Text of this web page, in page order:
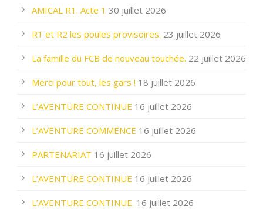
AMICAL R1. Acte 1 30 juillet 2026
R1 et R2 les poules provisoires. 23 juillet 2026
La famille du FCB de nouveau touchée. 22 juillet 2026
Merci pour tout, les gars ! 18 juillet 2026
L’AVENTURE CONTINUE 16 juillet 2026
L’AVENTURE COMMENCE 16 juillet 2026
PARTENARIAT 16 juillet 2026
L’AVENTURE CONTINUE 16 juillet 2026
L’AVENTURE CONTINUE. 16 juillet 2026